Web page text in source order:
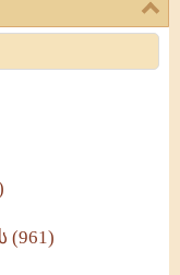
(961)